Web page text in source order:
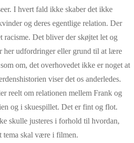
I hvert fald ikke skaber det ikke
og deres egentlige relation. Der
racisme. Det bliver der skøjtet let og
her udfordringer eller grund til at lære
om, det overhovedet ikke er noget at
viser det os anderledes.
reelt om relationen mellem Frank og
og i skuespillet. Det er fint og flot.
skulle justeres i forhold til hvordan,
tema skal være i filmen.